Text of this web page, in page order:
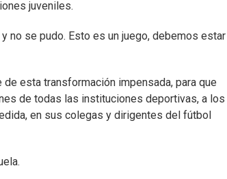
juveniles.
no se pudo. Esto es un juego, debemos estar
esta transformación impensada, para que
de todas las instituciones deportivas, a los
en sus colegas y dirigentes del fútbol